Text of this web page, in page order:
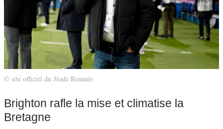
© site officiel du Stade Rennais
Brighton rafle la mise et climatise la
Bretagne